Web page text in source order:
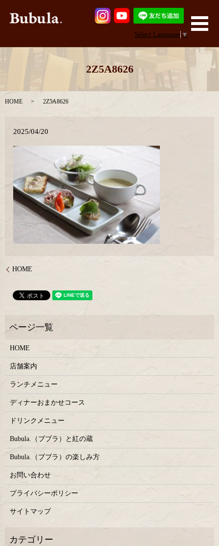
Select Language ▼
メ
2Z5A8626
HOME 2Z5A8626
2025/04/20
HOME
HOME
店舗案内
ランチメニュー
ディナーおまかせコース
ドリンクメニュー
Bubula.（ブブラ）と紅の蔵
Bubula.（ブブラ）の楽しみ方
お問い合わせ
プライバシーポリシー
サイトマップ